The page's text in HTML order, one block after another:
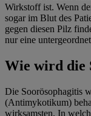
Wirkstoff ist. Wenn
sogar im Blut des
gegen diesen Pilz
nur eine
Wie wird die
Die Soorösophagitis
(Antimykotikum)
wirksamsten. In